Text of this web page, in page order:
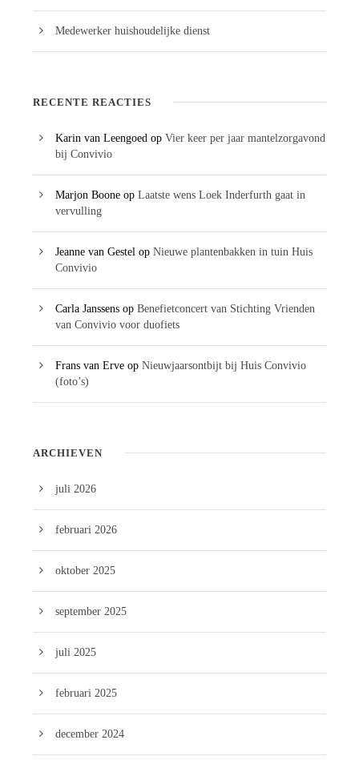
Medewerker huishoudelijke dienst
RECENTE REACTIES
Karin van Leengoed op Vier keer per jaar mantelzorgavond
bij Convivio
Marjon Boone op Laatste wens Loek Inderfurth gaat in
vervulling
Jeanne van Gestel op Nieuwe plantenbakken in tuin Huis
Convivio
Carla Janssens op Benefietconcert van Stichting Vrienden
van Convivio voor duofiets
Frans van Erve op Nieuwjaarsontbijt bij Huis Convivio
(foto’s)
ARCHIEVEN
juli 2026
februari 2026
oktober 2025
september 2025
juli 2025
februari 2025
december 2024